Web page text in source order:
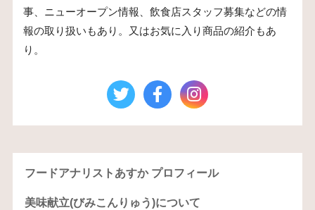
事、ニューオープン情報、飲食店スタッフ募集などの情
報の取り扱いもあり。又はお気に入り商品の紹介もあ
り。
フードアナリストあすか プロフィール
美味献立(びみこんりゅう)について